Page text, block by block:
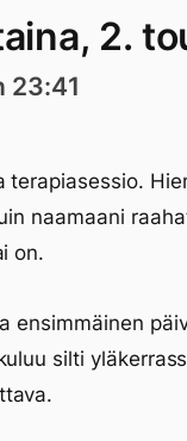
2.
23:41
terapiasessio.
naamaani
on.
ensimmäinen
silti